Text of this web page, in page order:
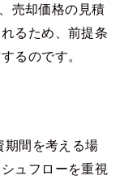
売却価格の見積
るため、前提条
るのです。
期間を考える場
ュフローを重視